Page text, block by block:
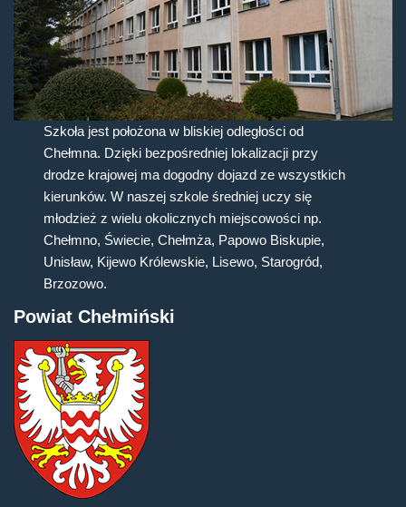
Szkoła jest położona w bliskiej odległości od
Chełmna. Dzięki bezpośredniej lokalizacji przy
drodze krajowej ma dogodny dojazd ze wszystkich
kierunków. W naszej szkole średniej uczy się
młodzież z wielu okolicznych miejscowości np.
Chełmno, Świecie, Chełmża, Papowo Biskupie,
Unisław, Kijewo Królewskie, Lisewo, Starogród,
Brzozowo.
Powiat Chełmiński